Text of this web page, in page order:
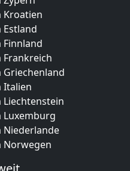
Kroatien
Frankreich
Italien
Luxemburg
Niederlande
Norwegen